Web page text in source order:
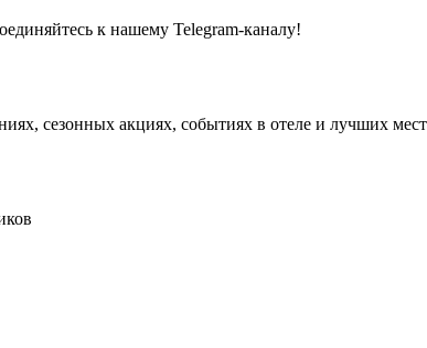
сезонных акциях, событиях в отеле и лучших